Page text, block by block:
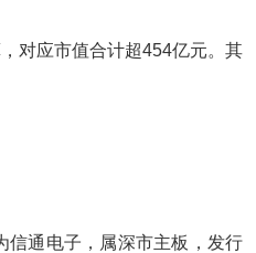
对应市值合计超454亿元。其
信通电子，属深市主板，发行